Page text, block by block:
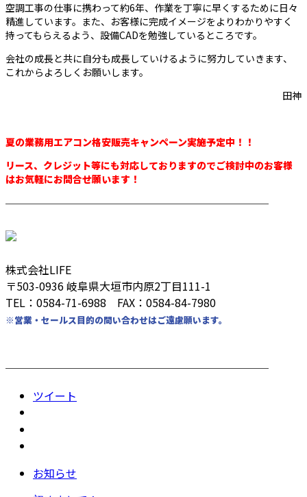
空調工事の仕事に携わって約6年、作業を丁寧に早くするために日々
精進しています。また、お客様に完成イメージをよりわかりやすく
持ってもらえるよう、設備CADを勉強しているところです。
会社の成長と共に自分も成長していけるように努力していきます、
これからよろしくお願いします。
田神
夏の業務用エアコン格安販売キャンペーン実施予定中！！
リース、クレジット等にも対応しておりますのでご検討中のお客様
はお気軽にお問合せ願います！
────────────────────────
株式会社LIFE
〒503-0936 岐阜県大垣市内原2丁目111-1
TEL：0584-71-6988 FAX：0584-84-7980
※営業・セールス目的の問い合わせはご遠慮願います。
────────────────────────
ツイート
お知らせ